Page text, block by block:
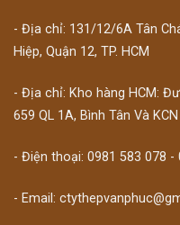
- Địa chỉ: 131/12/6A Tân
Hiệp, Quận 12, TP. HCM
- Địa chỉ: Kho hàng HCM:
659 QL 1A, Bình Tân Và
- Điện thoại: 0981 583 078 -
- Email: